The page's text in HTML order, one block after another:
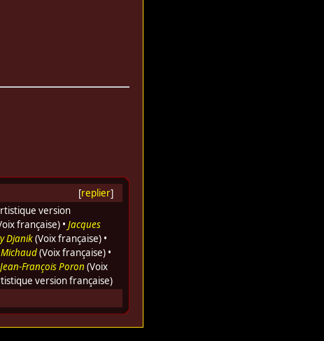
[replier]
version
française) • Jacques
Djanik(Voix française) •
(Voix française) •
Jean-François Poron (Voix
version française)